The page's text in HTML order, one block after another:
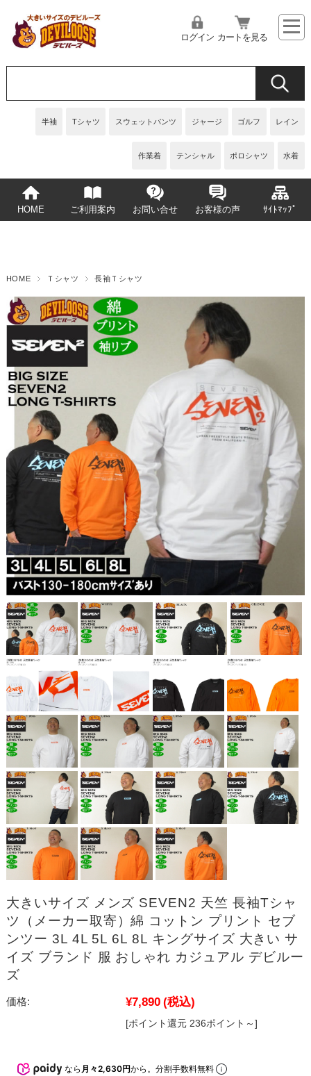
半袖 Tシャツ スウェットパンツ ジャージ ゴルフ レイン
作業着 テンシャル ポロシャツ 水着
ログイン カートを見る
HOME ご利用案内 お問い合せ お客様の声 ｻｲﾄﾏｯﾌﾟ
HOME Ｔシャツ 長袖Ｔシャツ
大きいサイズ メンズ SEVEN2 天竺 長袖Tシャ
ツ（メーカー取寄）綿 コットン プリント セブ
ンツー 3L 4L 5L 6L 8L キングサイズ 大きい サ
イズ ブランド 服 おしゃれ カジュアル デビルー
ズ
価格: ¥7,890 (税込)
[ポイント還元 236ポイント～]
なら 月々2,630円から。分割手数料無料